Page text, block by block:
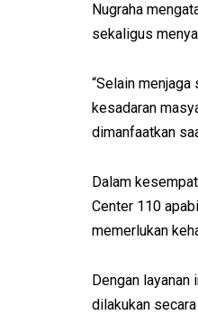
Nugraha
sekaligus
“Selain
kesadaran
dimanfaatkan
Dalam
Center 110
memerlukan
Dengan
dilakukan